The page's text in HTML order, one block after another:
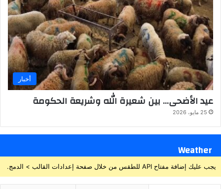
أخبار
عيد الأضحى… بين شعيرة الله وشريعة الحكومة
25 مايو، 2026
Weather
يجب عليك إضافة مفتاح API للطقس من خلال صفحة إعدادات القالب > الدمج.